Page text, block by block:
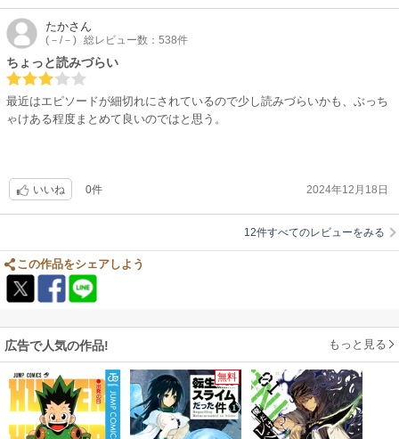
たかさん
(－/－) 総レビュー数：538件
ちょっと読みづらい
最近はエピソードが細切れにされているので少し読みづらいかも、ぶっち
ゃけある程度まとめて良いのではと思う。
いいね 0件 2024年12月18日
12件すべてのレビューをみる
この作品をシェアしよう
広告で人気の作品! もっと見る
無料